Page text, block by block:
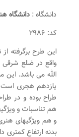
دانشگاه : دانشگاه
کد: ۲۹۸۶
این طرح برگرفته
واقع در ضلع
الله می باشد.
یازدهم هجری
طراح بوده و در
هم تناسبات و
و هم ویژگیهای
بدنه ارتفاع کمتری